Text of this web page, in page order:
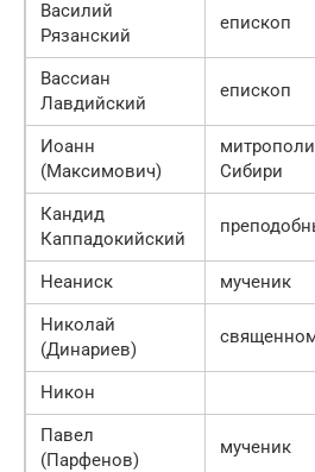
Василий
Рязанский
епископ
Вассиан
Лавдийский
епископ
Иоанн
(Максимович)
Сибири
Кандид
Каппадокийский
Неаниск
мученик
Николай
(Динариев)
Никон
Павел
(Парфенов)
мученик